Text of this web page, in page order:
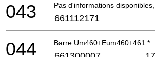
Pas d'informations
043 661112171
Barre Um460+Eum460+461 *
044